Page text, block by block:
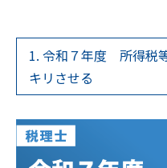
1. 令和７年度 所得税
キリさせる